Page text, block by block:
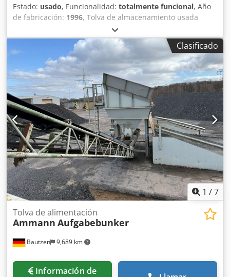
Estado: usado, Funcionalidad: totalmente funcional, Año
de fabricación: 1996, Tolva de almacenamiento usada
Dcodpfxszq S Avj Adtek -Cinta de descarga -Cinta
transportadora
Clasificado
1 /7
Bautzen 9,689 km
Tolva de alimentación
Ammann Aufgabebunker
Información de